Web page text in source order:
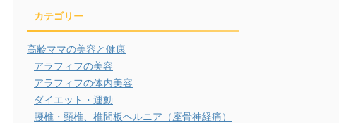
カテゴリー
高齢ママの美容と健康
アラフィフの美容
アラフィフの体内美容
ダイエット・運動
腰椎・頸椎、椎間板ヘルニア（座骨神経痛）